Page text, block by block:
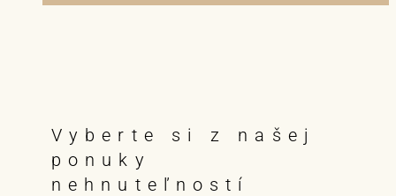
Vyberte si z našej
ponuky
nehnuteľností